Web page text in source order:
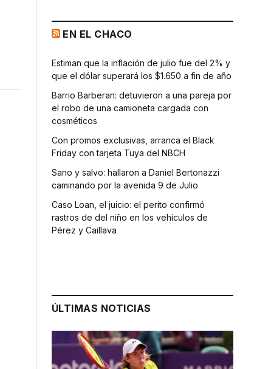
EN EL CHACO
Estiman que la inflación de julio fue del 2% y
que el dólar superará los $1.650 a fin de año
Barrio Barberan: detuvieron a una pareja por
el robo de una camioneta cargada con
cosméticos
Con promos exclusivas, arranca el Black
Friday con tarjeta Tuya del NBCH
Sano y salvo: hallaron a Daniel Bertonazzi
caminando por la avenida 9 de Julio
Caso Loan, el juicio: el perito confirmó
rastros de del niño en los vehículos de
Pérez y Caillava
ÚLTIMAS NOTICIAS